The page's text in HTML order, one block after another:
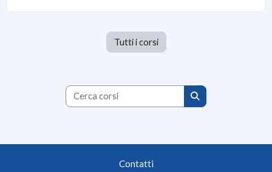
Tutti i corsi
Cerca corsi
Cerca corsi
Contatti